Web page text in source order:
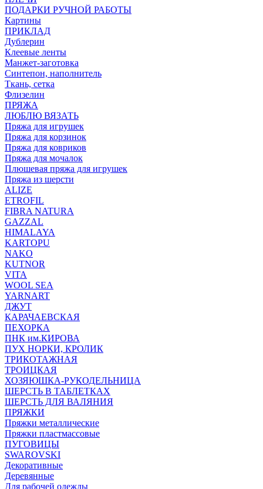
ПОДАРКИ РУЧНОЙ РАБОТЫ
Картины
ПРИКЛАД
Дублерин
Клеевые ленты
Манжет-заготовка
Синтепон, наполнитель
Ткань, сетка
Флизелин
ПРЯЖА
ЛЮБЛЮ ВЯЗАТЬ
Пряжа для игрушек
Пряжа для корзинок
Пряжа для ковриков
Пряжа для мочалок
Плюшевая пряжа для игрушек
Пряжа из шерсти
ALIZE
ETROFIL
FIBRA NATURA
GAZZAL
HIMALAYA
KARTOPU
NAKO
KUTNOR
VITA
WOOL SEA
YARNART
ДЖУТ
КАРАЧАЕВСКАЯ
ПЕХОРКА
ПНК им.КИРОВА
ПУХ НОРКИ, КРОЛИК
ТРИКОТАЖНАЯ
ТРОИЦКАЯ
ХОЗЯЮШКА-РУКОДЕЛЬНИЦА
ШЕРСТЬ В ТАБЛЕТКАХ
ШЕРСТЬ ДЛЯ ВАЛЯНИЯ
ПРЯЖКИ
Пряжки металлические
Пряжки пластмассовые
ПУГОВИЦЫ
SWAROVSKI
Декоративные
Деревянные
Для рабочей одежды